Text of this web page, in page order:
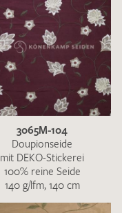
3065M-104
Doupionseide
mit DEKO-Stickerei
100% reine Seide
140 g/lfm, 140 cm